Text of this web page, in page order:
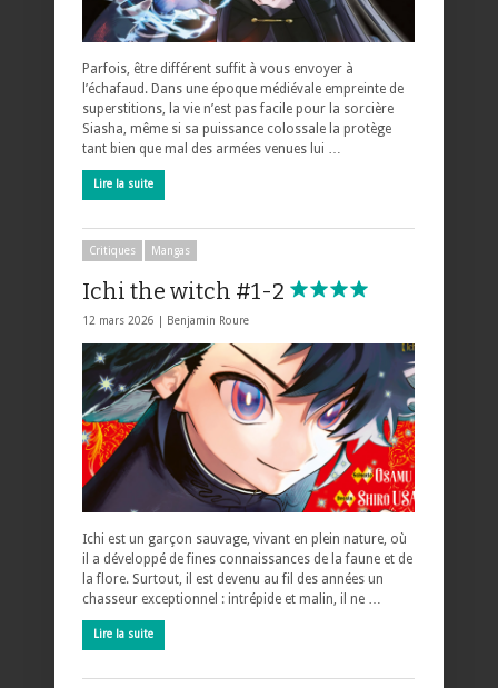
Parfois, être différent suffit à vous envoyer à
l’échafaud. Dans une époque médiévale empreinte de
superstitions, la vie n’est pas facile pour la sorcière
Siasha, même si sa puissance colossale la protège
tant bien que mal des armées venues lui …
Lire la suite
Critiques Mangas
Ichi the witch #1-2
12 mars 2026 | Benjamin Roure
Ichi est un garçon sauvage, vivant en plein nature, où
il a développé de fines connaissances de la faune et de
la flore. Surtout, il est devenu au fil des années un
chasseur exceptionnel : intrépide et malin, il ne …
Lire la suite